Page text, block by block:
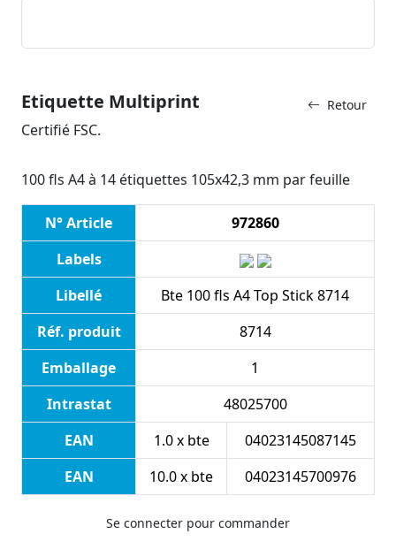
Retour
Etiquette Multiprint
Certifié FSC.
100 fls A4 à 14 étiquettes 105x42,3 mm par feuille
N° Article
972860
Labels
Libellé
Bte 100 fls A4 Top Stick 8714
Réf. produit
8714
Emballage
1
Intrastat
48025700
EAN
1.0 x bte
04023145087145
EAN
10.0 x bte 04023145700976
Se connecter pour commander